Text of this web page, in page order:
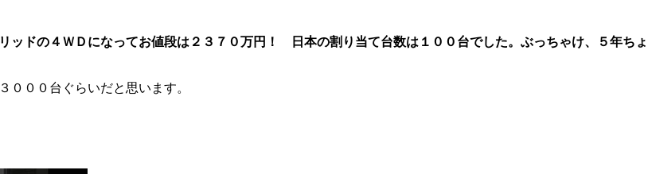
ドの４ＷＤになってお値段は２３７０万円！ 日本の割り当て台数は１００台でした。ぶっちゃけ、５年ちょ
００台ぐらいだと思います。